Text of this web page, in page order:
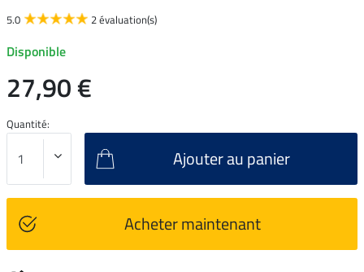
5.0 2 évaluation(s)
Disponible
27,90 €
Quantité:
Ajouter au panier
Acheter maintenant